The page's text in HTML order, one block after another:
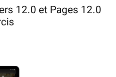
12.0 et Pages 12.0